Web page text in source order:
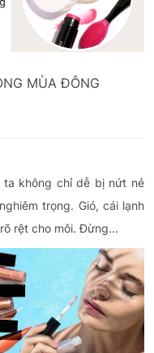
MÙA ĐÔNG
ta không chỉ dễ bị nứt nẻ
trọng. Gió, cái lạnh
rệt cho môi. Đừng...